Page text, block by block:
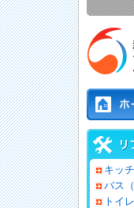
キッ
バス
トイ